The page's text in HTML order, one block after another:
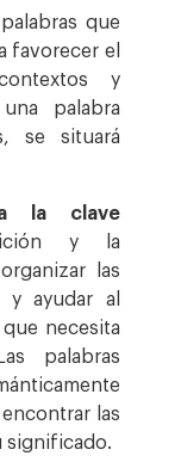
que
favorecer el
y
palabra
se situará
la clave
y la
las
y ayudar al
necesita
palabras
las
significado.